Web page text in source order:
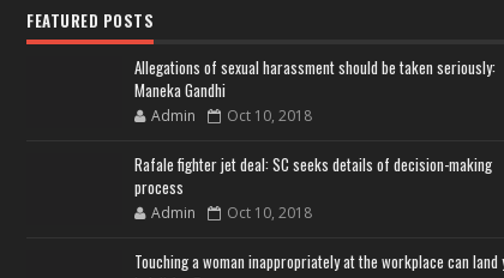
FEATURED POSTS
Allegations of sexual harassment should be taken seriously:
Maneka Gandhi
Admin Oct 10, 2018
Rafale fighter jet deal: SC seeks details of decision-making
process
Admin Oct 10, 2018
Touching a woman inappropriately at the workplace can land